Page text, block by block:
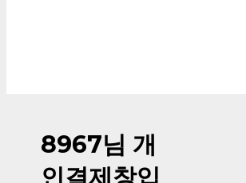
8967님 개
인결제창입